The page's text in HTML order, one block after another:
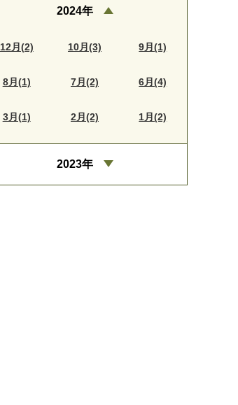
2024年
12月(2) 10月(3) 9月(1)
8月(1) 7月(2) 6月(4)
3月(1) 2月(2) 1月(2)
2023年